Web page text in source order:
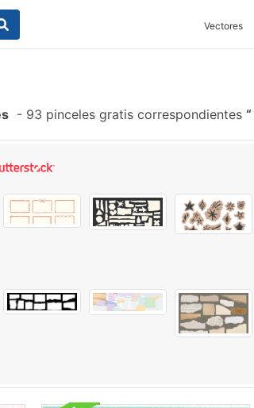
Vectores
- 93 pinceles gratis correspondientes